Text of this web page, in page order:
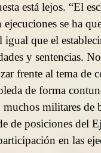
está lejos. “El
ejecuciones se ha
igual que el
y sentencias.
frente al tema de
de forma
muchos militares de
de posiciones del
en las